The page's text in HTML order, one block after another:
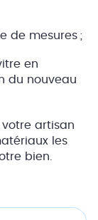
de mesures ;
en
du nouveau
votre artisan
les
bien.